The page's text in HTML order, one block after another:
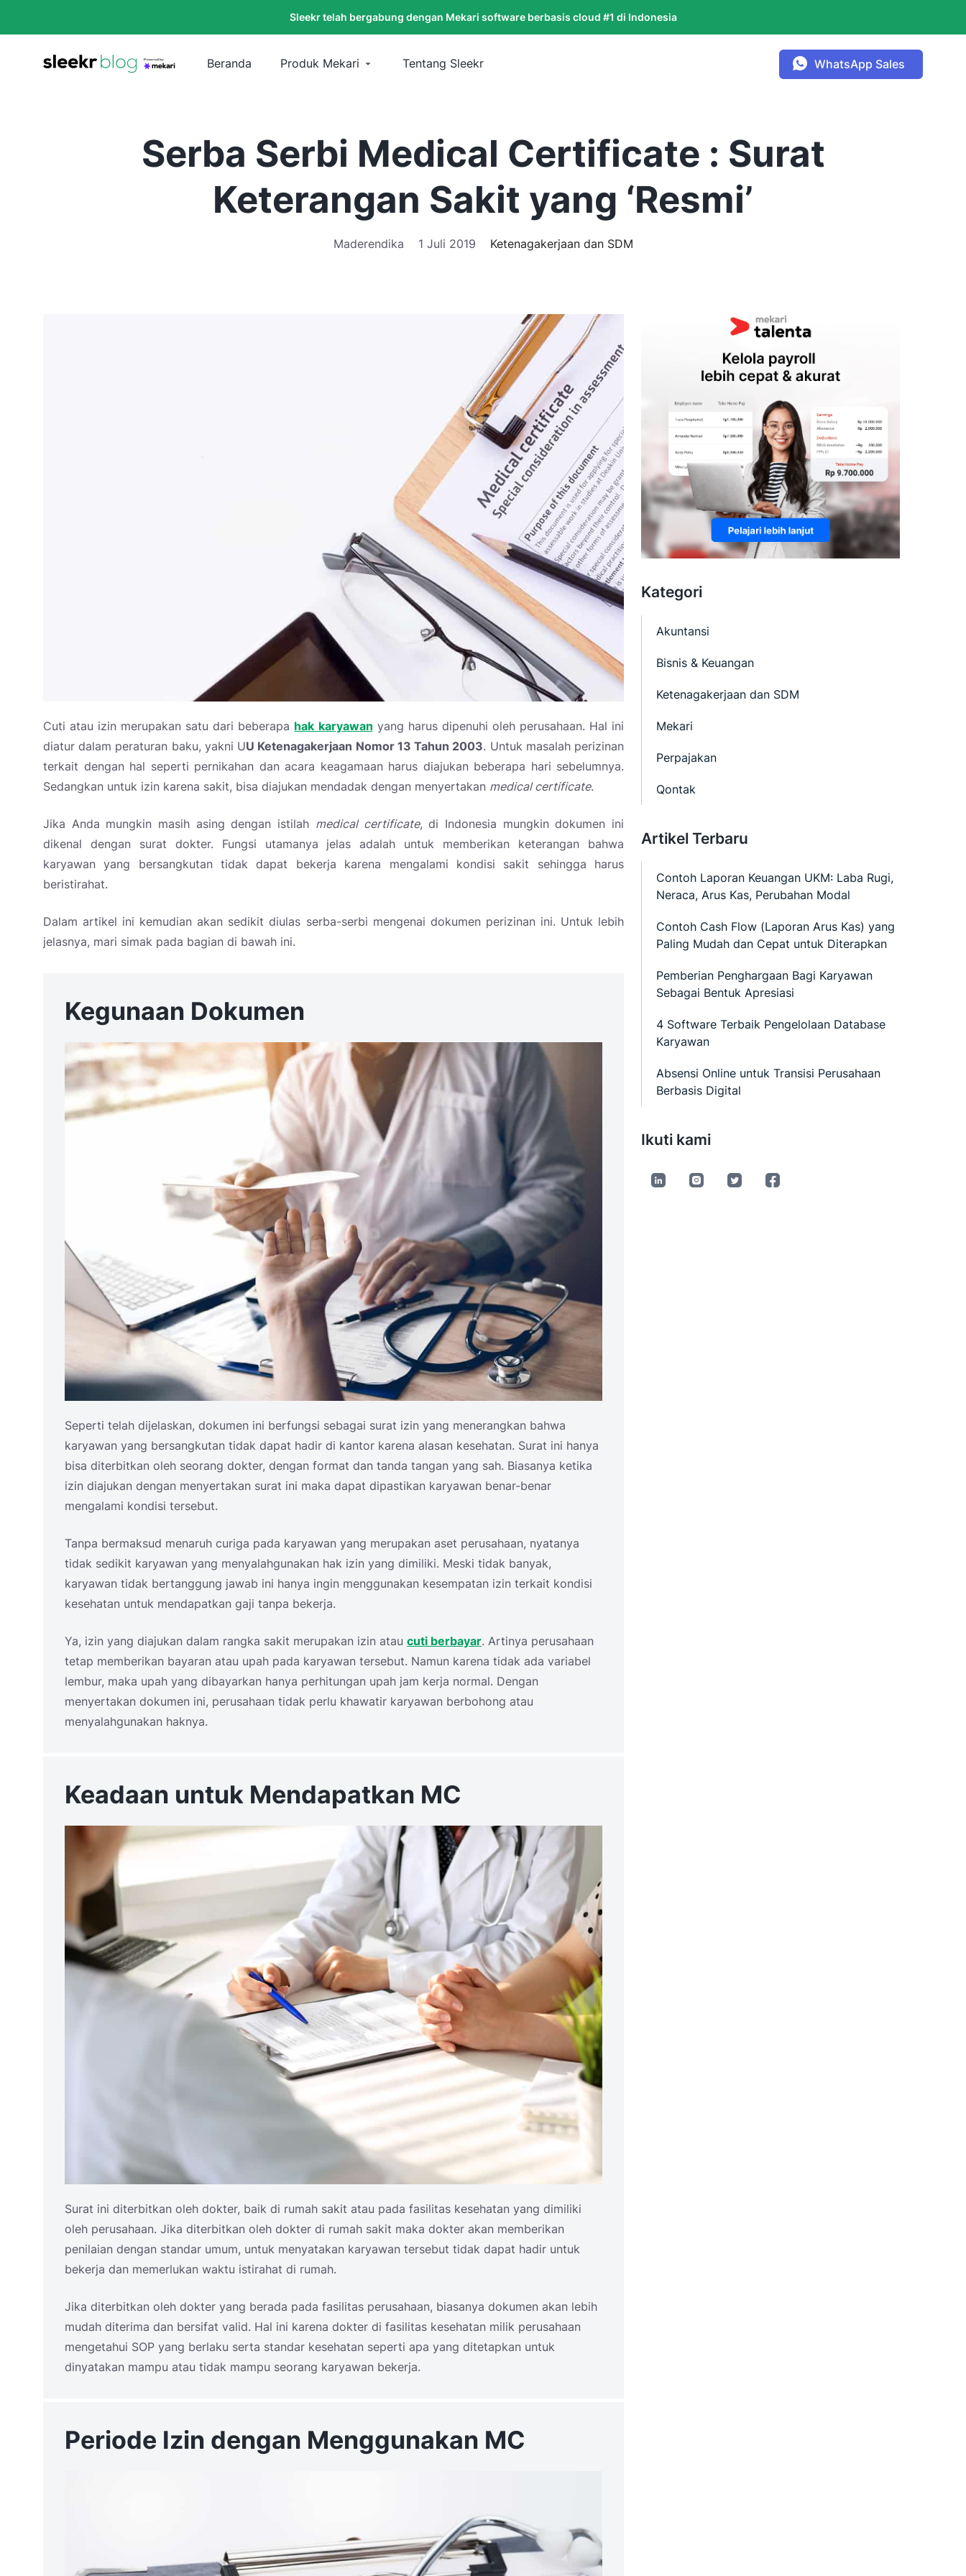
Sleekr telah bergabung dengan Mekari software berbasis cloud #1 di Indonesia
Beranda Produk Mekari Tentang Sleekr WhatsApp Sales
Serba Serbi Medical Certificate : Surat
Keterangan Sakit yang ‘Resmi’
Maderendika 1 Juli 2019 Ketenagakerjaan dan SDM
Cuti atau izin merupakan satu dari beberapa hak karyawan yang harus dipenuhi oleh perusahaan. Hal ini
diatur dalam peraturan baku, yakni UU Ketenagakerjaan Nomor 13 Tahun 2003. Untuk masalah perizinan
terkait dengan hal seperti pernikahan dan acara keagamaan harus diajukan beberapa hari sebelumnya.
Sedangkan untuk izin karena sakit, bisa diajukan mendadak dengan menyertakan medical certificate.
Jika Anda mungkin masih asing dengan istilah medical certificate, di Indonesia mungkin dokumen ini
dikenal dengan surat dokter. Fungsi utamanya jelas adalah untuk memberikan keterangan bahwa
karyawan yang bersangkutan tidak dapat bekerja karena mengalami kondisi sakit sehingga harus
beristirahat.
Dalam artikel ini kemudian akan sedikit diulas serba-serbi mengenai dokumen perizinan ini. Untuk lebih
jelasnya, mari simak pada bagian di bawah ini.
Kegunaan Dokumen
Seperti telah dijelaskan, dokumen ini berfungsi sebagai surat izin yang menerangkan bahwa
karyawan yang bersangkutan tidak dapat hadir di kantor karena alasan kesehatan. Surat ini hanya
bisa diterbitkan oleh seorang dokter, dengan format dan tanda tangan yang sah. Biasanya ketika
izin diajukan dengan menyertakan surat ini maka dapat dipastikan karyawan benar-benar
mengalami kondisi tersebut.
Tanpa bermaksud menaruh curiga pada karyawan yang merupakan aset perusahaan, nyatanya
tidak sedikit karyawan yang menyalahgunakan hak izin yang dimiliki. Meski tidak banyak,
karyawan tidak bertanggung jawab ini hanya ingin menggunakan kesempatan izin terkait kondisi
kesehatan untuk mendapatkan gaji tanpa bekerja.
Ya, izin yang diajukan dalam rangka sakit merupakan izin atau cuti berbayar. Artinya perusahaan
tetap memberikan bayaran atau upah pada karyawan tersebut. Namun karena tidak ada variabel
lembur, maka upah yang dibayarkan hanya perhitungan upah jam kerja normal. Dengan
menyertakan dokumen ini, perusahaan tidak perlu khawatir karyawan berbohong atau
menyalahgunakan haknya.
Keadaan untuk Mendapatkan MC
Surat ini diterbitkan oleh dokter, baik di rumah sakit atau pada fasilitas kesehatan yang dimiliki
oleh perusahaan. Jika diterbitkan oleh dokter di rumah sakit maka dokter akan memberikan
penilaian dengan standar umum, untuk menyatakan karyawan tersebut tidak dapat hadir untuk
bekerja dan memerlukan waktu istirahat di rumah.
Jika diterbitkan oleh dokter yang berada pada fasilitas perusahaan, biasanya dokumen akan lebih
mudah diterima dan bersifat valid. Hal ini karena dokter di fasilitas kesehatan milik perusahaan
mengetahui SOP yang berlaku serta standar kesehatan seperti apa yang ditetapkan untuk
dinyatakan mampu atau tidak mampu seorang karyawan bekerja.
Periode Izin dengan Menggunakan MC
Kategori
Akuntansi
Bisnis & Keuangan
Ketenagakerjaan dan SDM
Mekari
Perpajakan
Qontak
Artikel Terbaru
Contoh Laporan Keuangan UKM: Laba Rugi,
Neraca, Arus Kas, Perubahan Modal
Contoh Cash Flow (Laporan Arus Kas) yang
Paling Mudah dan Cepat untuk Diterapkan
Pemberian Penghargaan Bagi Karyawan
Sebagai Bentuk Apresiasi
4 Software Terbaik Pengelolaan Database
Karyawan
Absensi Online untuk Transisi Perusahaan
Berbasis Digital
Ikuti kami